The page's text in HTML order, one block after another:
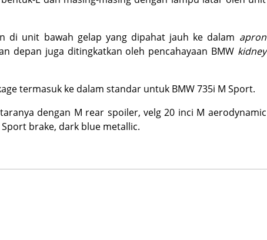
di unit bawah gelap yang dipahat jauh ke dalam apron
depan juga ditingkatkan oleh pencahayaan BMW kidney
termasuk ke dalam standar untuk BMW 735i M Sport.
dengan M rear spoiler, velg 20 inci M aerodynamic
brake, dark blue metallic.